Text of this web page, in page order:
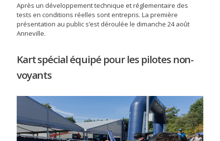
Après un développement technique et réglementaire des
tests en conditions réelles sont entrepris. La première
présentation au public s’est déroulée le dimanche 24 août
Anneville.
Kart spécial équipé pour les pilotes non-
voyants